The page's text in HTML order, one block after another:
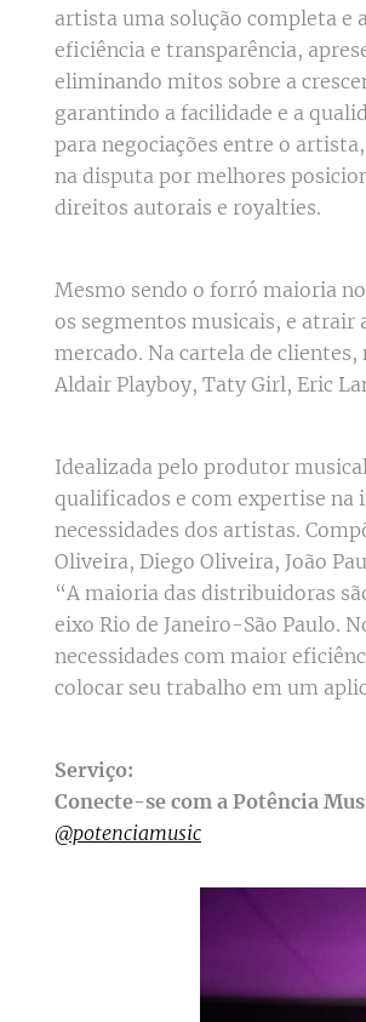
artista uma solução completa
eficiência e transparência,
eliminando mitos sobre a
garantindo a facilidade e a
para negociações entre o
na disputa por melhores
direitos autorais e royalties.
Mesmo sendo o forró maioria
os segmentos musicais, e atrair
mercado. Na cartela de
Aldair Playboy, Taty Girl, Eric
Idealizada pelo produtor
qualificados e com expertise na
necessidades dos artistas.
Oliveira, Diego Oliveira, João
“A maioria das distribuidoras
eixo Rio de Janeiro-São Paulo.
necessidades com maior
colocar seu trabalho em um
Serviço:
Conecte-se com a Potência
@potenciamusic